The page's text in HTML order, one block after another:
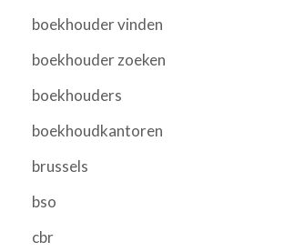
boekhouder vinden
boekhouder zoeken
boekhouders
boekhoudkantoren
brussels
bso
cbr